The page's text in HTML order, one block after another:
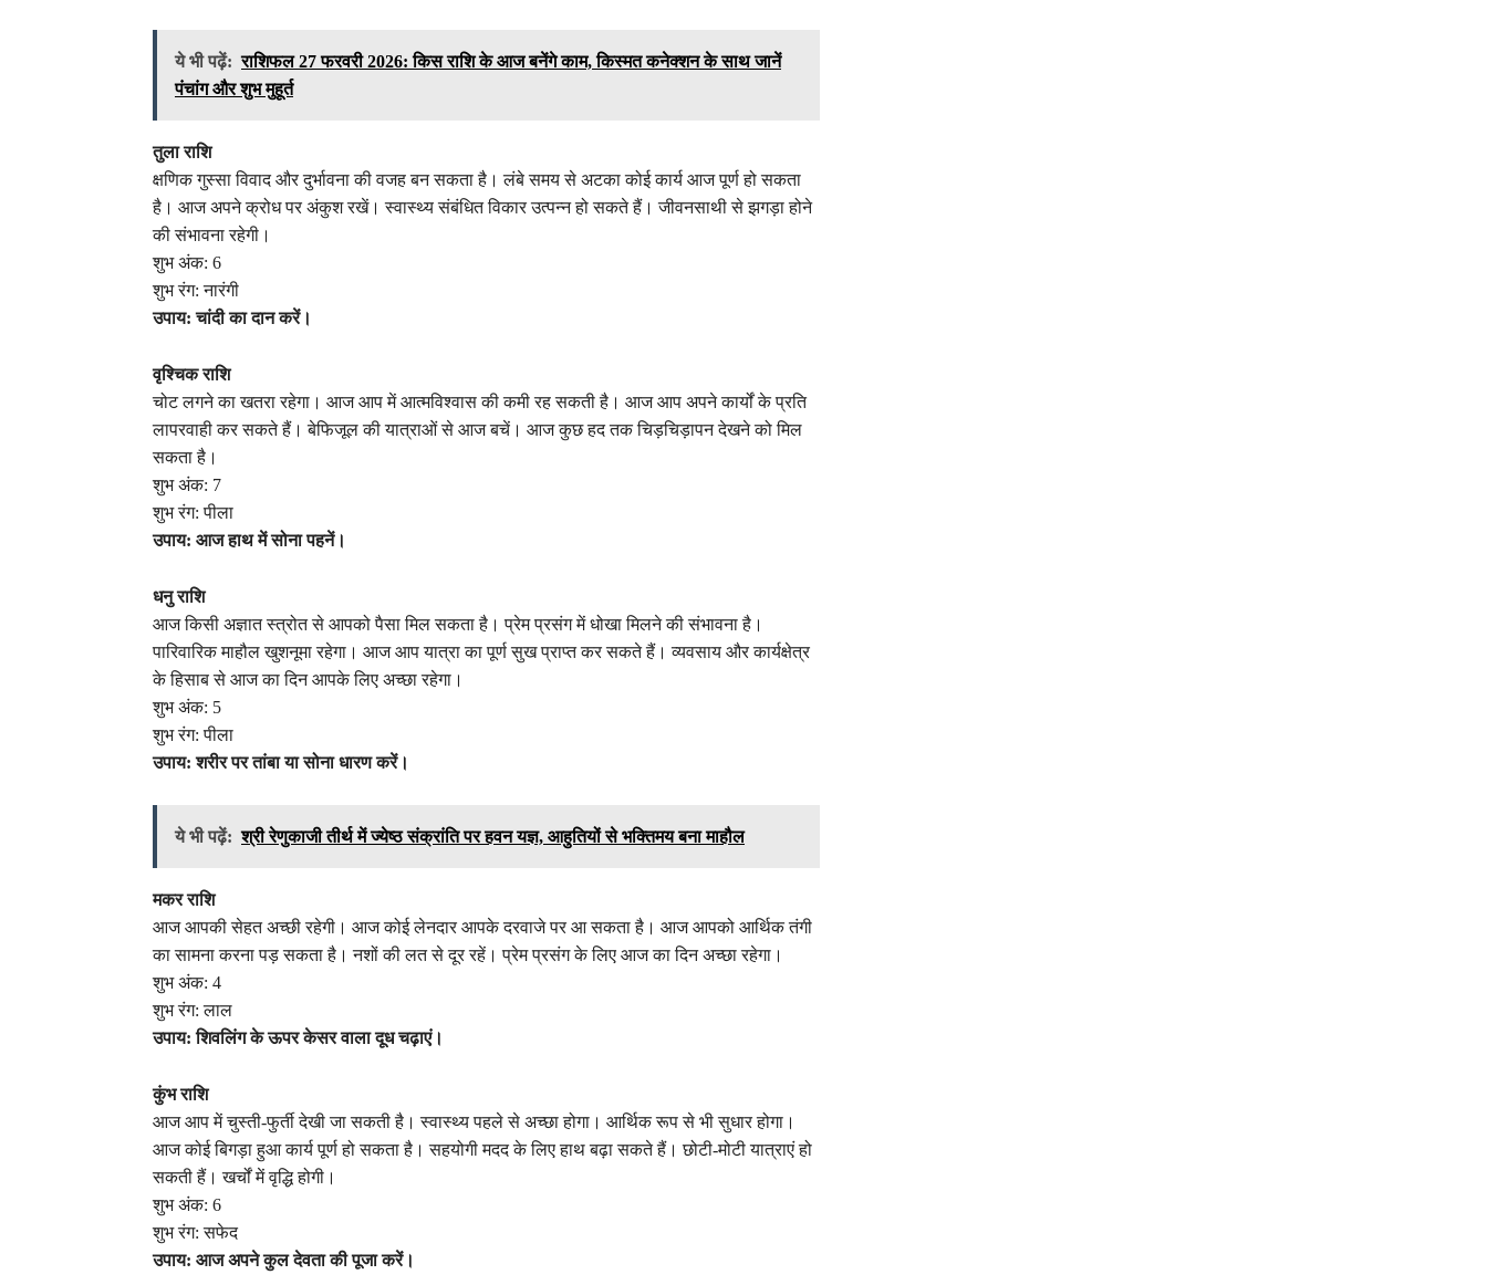
ये भी पढ़ें: राशिफल 27 फरवरी 2026: किस राशि के आज बनेंगे काम, किस्मत कनेक्शन के साथ जानें
पंचांग और शुभ मुहूर्त
तुला राशि
क्षणिक गुस्सा विवाद और दुर्भावना की वजह बन सकता है। लंबे समय से अटका कोई कार्य आज पूर्ण हो सकता
है। आज अपने क्रोध पर अंकुश रखें। स्वास्थ्य संबंधित विकार उत्पन्न हो सकते हैं। जीवनसाथी से झगड़ा होने
की संभावना रहेगी।
शुभ अंक: 6
शुभ रंग: नारंगी
उपाय: चांदी का दान करें।
वृश्चिक राशि
चोट लगने का खतरा रहेगा। आज आप में आत्मविश्वास की कमी रह सकती है। आज आप अपने कार्यों के प्रति
लापरवाही कर सकते हैं। बेफिजूल की यात्राओं से आज बचें। आज कुछ हद तक चिड़चिड़ापन देखने को मिल
सकता है।
शुभ अंक: 7
शुभ रंग: पीला
उपाय: आज हाथ में सोना पहनें।
धनु राशि
आज किसी अज्ञात स्त्रोत से आपको पैसा मिल सकता है। प्रेम प्रसंग में धोखा मिलने की संभावना है।
पारिवारिक माहौल खुशनूमा रहेगा। आज आप यात्रा का पूर्ण सुख प्राप्त कर सकते हैं। व्यवसाय और कार्यक्षेत्र
के हिसाब से आज का दिन आपके लिए अच्छा रहेगा।
शुभ अंक: 5
शुभ रंग: पीला
उपाय: शरीर पर तांबा या सोना धारण करें।
ये भी पढ़ें: श्री रेणुकाजी तीर्थ में ज्येष्ठ संक्रांति पर हवन यज्ञ, आहुतियों से भक्तिमय बना माहौल
मकर राशि
आज आपकी सेहत अच्छी रहेगी। आज कोई लेनदार आपके दरवाजे पर आ सकता है। आज आपको आर्थिक तंगी
का सामना करना पड़ सकता है। नशों की लत से दूर रहें। प्रेम प्रसंग के लिए आज का दिन अच्छा रहेगा।
शुभ अंक: 4
शुभ रंग: लाल
उपाय: शिवलिंग के ऊपर केसर वाला दूध चढ़ाएं।
कुंभ राशि
आज आप में चुस्ती-फुर्ती देखी जा सकती है। स्वास्थ्य पहले से अच्छा होगा। आर्थिक रूप से भी सुधार होगा।
आज कोई बिगड़ा हुआ कार्य पूर्ण हो सकता है। सहयोगी मदद के लिए हाथ बढ़ा सकते हैं। छोटी-मोटी यात्राएं हो
सकती हैं। खर्चों में वृद्धि होगी।
शुभ अंक: 6
शुभ रंग: सफेद
उपाय: आज अपने कुल देवता की पूजा करें।